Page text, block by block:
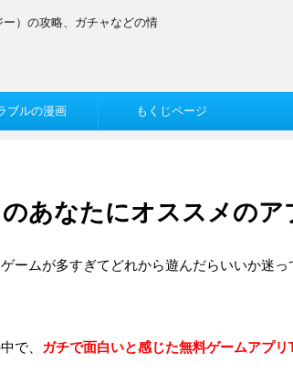
）の攻略、ガチャなどの情
ブルの漫画 もくじページ
あなたにオススメのア
ームが多すぎてどれから遊んだらいいか迷っ
で、 ガチで面白いと感じた無料ゲームアプリ